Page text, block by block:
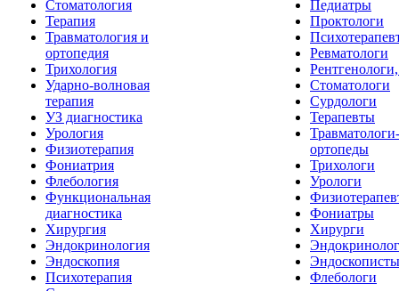
Стоматология
Терапия
Травматология и
ортопедия
Трихология
Ударно-волновая
терапия
УЗ диагностика
Урология
Физиотерапия
Фониатрия
Флебология
Функциональная
диагностика
Хирургия
Эндокринология
Эндоскопия
Психотерапия
Педиатры
Проктологи
Ревматологи
Стоматологи
Сурдологи
Терапевты
Травматологи-
ортопеды
Трихологи
Урологи
Фониатры
Хирурги
Эндоскописты
Флебологи